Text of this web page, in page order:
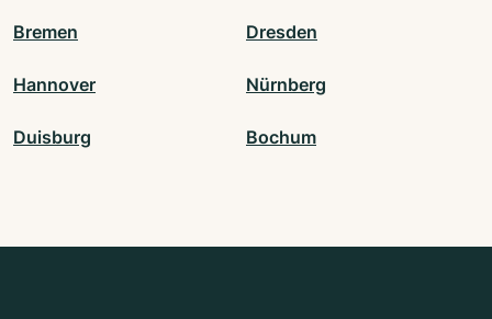
Bremen Dresden
Hannover Nürnberg
Duisburg Bochum